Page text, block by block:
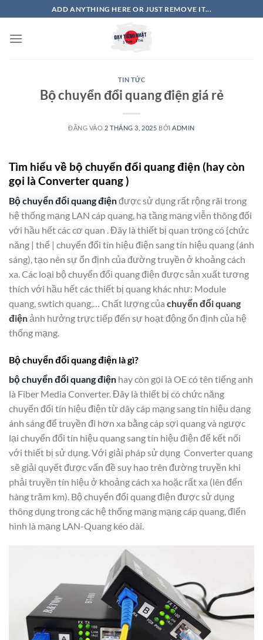
qua
nội
ADD ANYTHING HERE OR JUST REMOVE IT...
TIN TỨC
Bộ chuyển đổi quang điện giá rẻ
ĐĂNG VÀO 2 THÁNG 3, 2025 BỞI ADMIN
Tìm hiểu về bộ chuyển đổi quang điện (hay còn
gọi là Converter quang )
Bộ chuyển đổi quang điệnđược sử dụng rất rộng rãi trong
hệ thống mạng LAN cáp quang, hạ tầng mạng viễn thông đối
với hầu hết các cơ quan . Đây là thiết bị quan trọng có {chức
năng | thể | chuyển đổi tín hiệu điện sang tín hiệu quang (ánh
sáng), tạo nên sự ổn định của đường truyền ở khoảng cách
xa. Các loại bộ chuyển đổi quang điện được sản xuất tương
thích với hầu hết các thiết bị quang khác như: Module
quang, swtich quang,… Chất lượng của chuyển đổi quang
điệnảnh hưởng trực tiếp đến sự hoạt động ổn định của hệ
thống mạng.
Bộ chuyển đổi quang điện là gì?
bộ chuyển đổi quang điện hay còn gọi là OE có tên tiếng anh
là Fiber Media Converter. Đây là thiết bị có chức năng
chuyển đổi tín hiệu điện từ dây cáp mạng sang tín hiệu dạng
ánh sáng để truyền đi hơn xa bằng cáp sợi quang và ngược
lại chuyển đổi tín hiệu quang sang tín hiệu điện để kết nối
với thiết bị sử dụng. Với giải pháp sử dụng Converter quang
sẽ giải quyết được vấn đề suy hao trên đường truyền khi
phải truyền tín hiệu ở khoảng cách xa hoặc rất xa (lên đến
hàng trăm km). Bộ chuyển đổi quang điện được sử dụng
thông dụng trong các hệ thống mạng mạng cáp quang, điển
hình là mạng LAN-Quang kéo dài.